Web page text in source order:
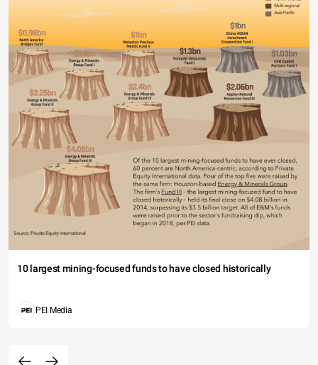
10 largest mining-focused funds to have closed historically
PEI Media